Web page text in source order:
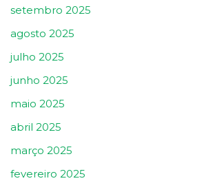
setembro 2025
agosto 2025
julho 2025
junho 2025
maio 2025
abril 2025
março 2025
fevereiro 2025